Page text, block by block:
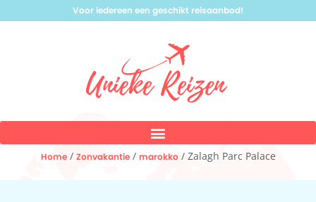
Voor iedereen een geschikt reisaanbod!
Home/ Zonvakantie/ marokko/ Zalagh Parc Palace